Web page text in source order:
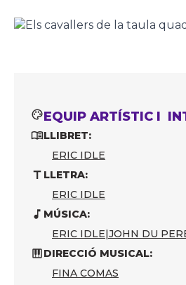
EQUIP ARTÍSTIC I
LLIBRET:
ERIC IDLE
LLETRA:
ERIC IDLE
MÚSICA:
ERIC IDLE|JOHN DU
DIRECCIÓ MUSICAL:
FINA COMAS